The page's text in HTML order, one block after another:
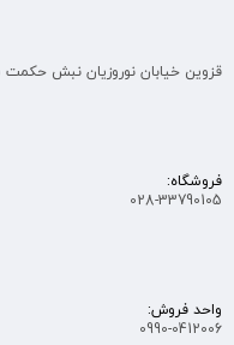
قزوین خیابان نوروزیان نبش حکمت 45
فروشگاه:
028-33790105
واحد فروش:
0990-0412006